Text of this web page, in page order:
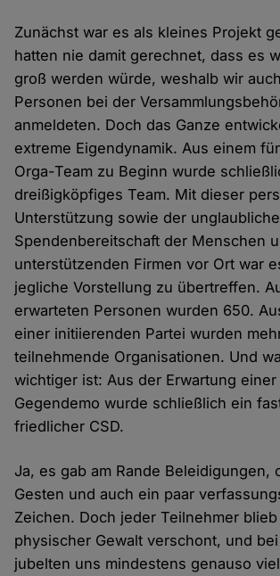
Zunächst war es als kleines Projekt
hatten nie damit gerechnet, dass es
groß werden würde, weshalb wir
Personen bei der
anmeldeten. Doch das Ganze
extreme Eigendynamik. Aus einem
Orga-Team zu Beginn wurde
dreißigköpfiges Team. Mit dieser
Unterstützung sowie der
Spendenbereitschaft der Menschen
unterstützenden Firmen vor Ort war
jegliche Vorstellung zu übertreffen.
erwarteten Personen wurden 650.
einer initiierenden Partei wurden
teilnehmende Organisationen. Und
wichtiger ist: Aus der Erwartung
Gegendemo wurde schließlich ein
friedlicher CSD.
Ja, es gab am Rande Beleidigungen,
Gesten und auch ein paar
Zeichen. Doch jeder Teilnehmer
physischer Gewalt verschont, und
jubelten uns mindestens genauso